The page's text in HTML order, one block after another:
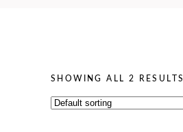
SHOWING ALL 2 RESULTS